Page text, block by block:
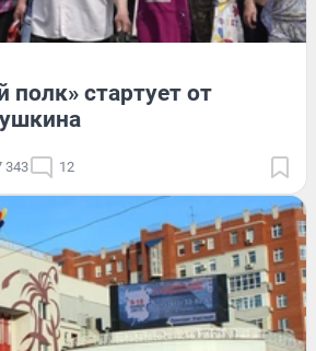
полк» стартует от
343 12